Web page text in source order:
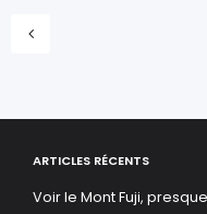
ARTICLES RÉCENTS
Voir le Mont Fuji,